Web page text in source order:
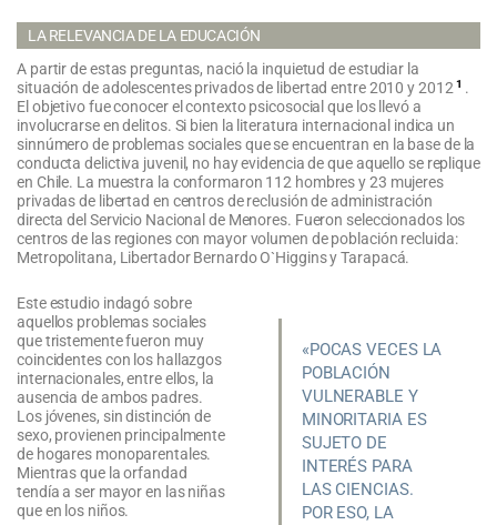
LA RELEVANCIA DE LA EDUCACIÓN
A partir de estas preguntas, nació la inquietud de estudiar la
situación de adolescentes privados de libertad entre 2010 y 2012 1 .
El objetivo fue conocer el contexto psicosocial que los llevó a
involucrarse en delitos. Si bien la literatura internacional indica un
sinnúmero de problemas sociales que se encuentran en la base de la
conducta delictiva juvenil, no hay evidencia de que aquello se replique
en Chile. La muestra la conformaron 112 hombres y 23 mujeres
privadas de libertad en centros de reclusión de administración
directa del Servicio Nacional de Menores. Fueron seleccionados los
centros de las regiones con mayor volumen de población recluida:
Metropolitana, Libertador Bernardo O`Higgins y Tarapacá.
«POCAS VECES LA
POBLACIÓN
VULNERABLE Y
MINORITARIA ES
SUJETO DE
INTERÉS PARA
LAS CIENCIAS.
POR ESO, LA
Este estudio indagó sobre
aquellos problemas sociales
que tristemente fueron muy
coincidentes con los hallazgos
internacionales, entre ellos, la
ausencia de ambos padres.
Los jóvenes, sin distinción de
sexo, provienen principalmente
de hogares monoparentales.
Mientras que la orfandad
tendía a ser mayor en las niñas
que en los niños.